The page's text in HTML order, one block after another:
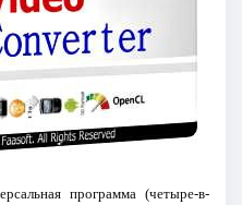
программа (четыре-в-